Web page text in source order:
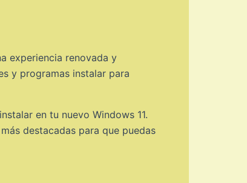
experiencia renovada y
y programas instalar para
en tu nuevo Windows 11.
destacadas para que puedas